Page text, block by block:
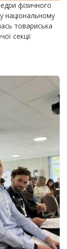
фізичного
національному
товариська
секції